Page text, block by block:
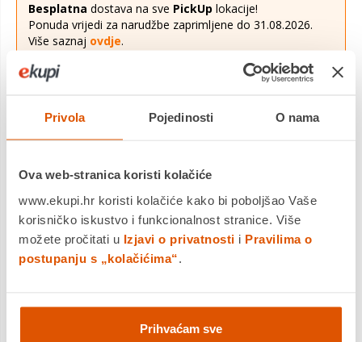
Privola Pojedinosti O nama
Ova web-stranica koristi kolačiće
www.ekupi.hr koristi kolačiće kako bi poboljšao Vaše
korisničko iskustvo i funkcionalnost stranice. Više
možete pročitati u Izjavi o privatnosti i Pravilima o
postupanju s „kolačićima“
Prihvaćam sve
Besplatna dostava na sve PickUp lokacije!
Ponuda vrijedi za narudžbe zaprimljene do 31.08.2026.
Više saznaj ovdje.
Cijena 88,07 €
Visilica SAGLAM bakreno/zlatna, metal, promjer 28 cm, visina
125 cm, promjer sjenila 28 cm, visina 29 cm, podesiva visina,
Dostavljamo već od
09.09.2026
Platite gotovinom pri preuzimanju, Internet bankarstvom, karticama
jednokratno i na rate
Povrat robe moguć unutar 14 dana
DODAJTE U KOŠARICU